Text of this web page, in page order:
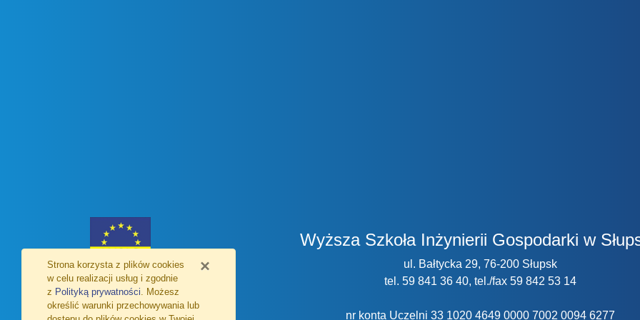
×
Strona korzysta z plików cookies
w celu realizacji usług i zgodnie
z Polityką prywatności. Możesz
określić warunki przechowywania lub
Wyższa Szkoła Inżynierii Gospodarki w
ul. Bałtycka 29, 76-200 Słupsk
tel. 59 841 36 40, tel./fax 59 842 53 14
nr konta Uczelni 33 1020 4649 0000 7002 0094 6277